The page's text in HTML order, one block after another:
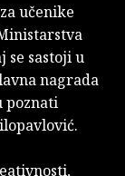
učenike
se sastoji u
nagrada
poznati